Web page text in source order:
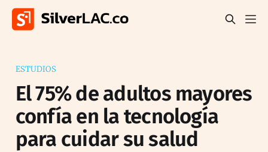
ESTUDIOS
El 75% de adultos mayores
confía en la tecnología
para cuidar su salud